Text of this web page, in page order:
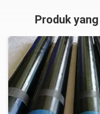
Produk